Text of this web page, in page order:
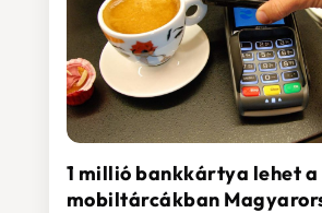
1 millió bankkártya lehet a
mobiltárcákban